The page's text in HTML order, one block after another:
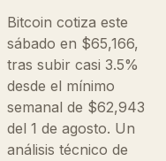
Bitcoin cotiza este
sábado en $65,166,
tras subir casi 3.5%
desde el mínimo
semanal de $62,943
del 1 de agosto. Un
análisis técnico de